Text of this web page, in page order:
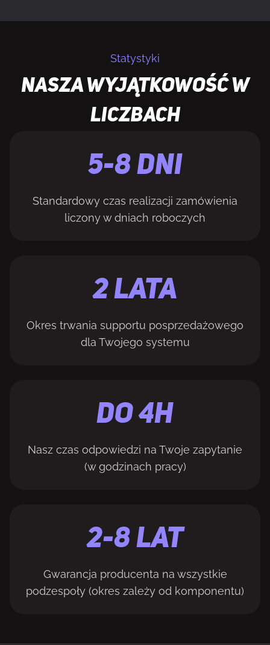
Statystyki
NASZA WYJĄTKOWOŚĆ W
LICZBACH
5-8 DNI
Standardowy czas realizacji zamówienia
liczony w dniach roboczych
2 LATA
Okres trwania supportu posprzedażowego
dla Twojego systemu
Do 4H
Nasz czas odpowiedzi na Twoje zapytanie
(w godzinach pracy)
2-8 LAT
Gwarancja producenta na wszystkie
podzespoły (okres zależy od komponentu)